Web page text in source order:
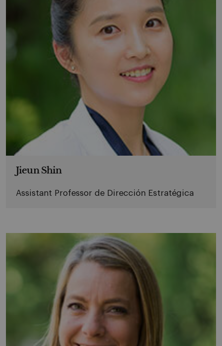
Jieun Shin
Assistant Professor de Dirección Estratégica